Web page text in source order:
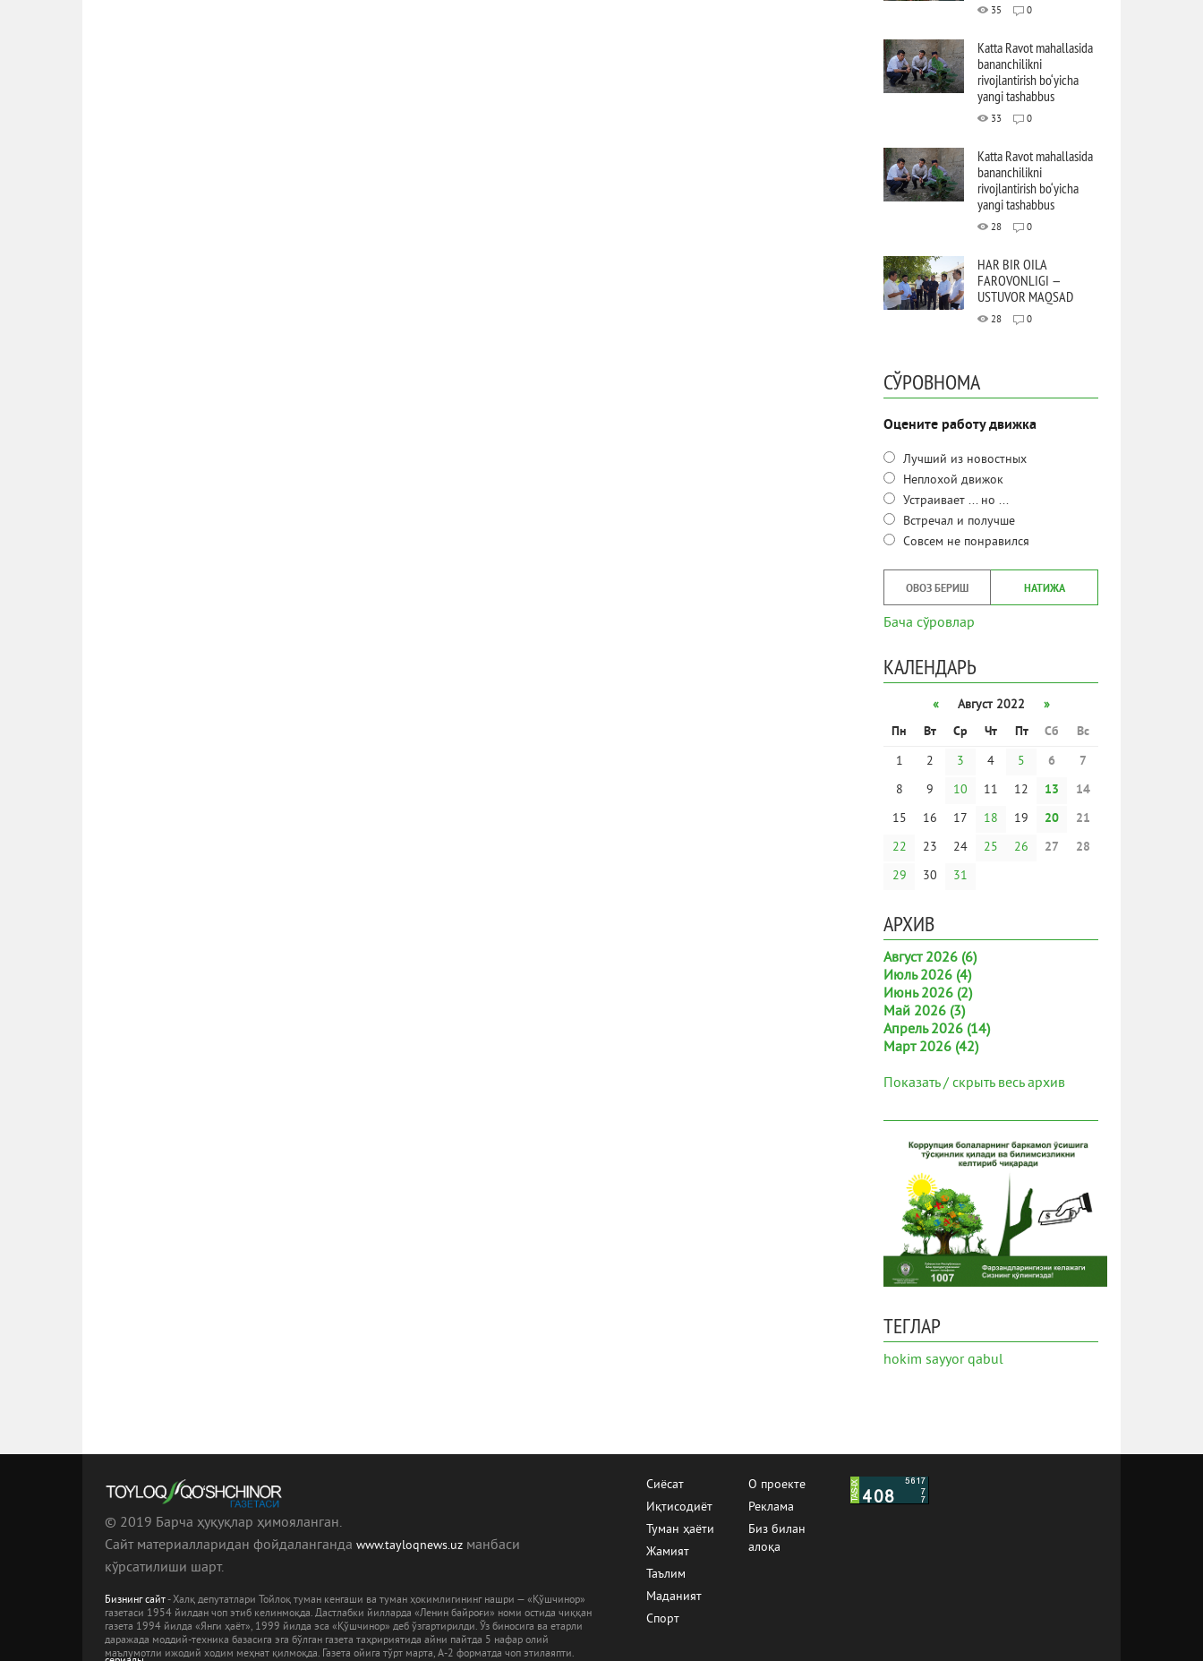
35 0
Katta Ravot mahallasida
bananchilikni
rivojlantirish bo‘yicha
yangi tashabbus
33 0
Katta Ravot mahallasida
bananchilikni
rivojlantirish bo‘yicha
yangi tashabbus
28 0
HAR BIR OILA
FAROVONLIGI —
USTUVOR MAQSAD
28 0
СЎРОВНОМА
Оцените работу движка
Лучший из новостных
Неплохой движок
Устраивает ... но ...
Встречал и получше
Совсем не понравился
ОВОЗ БЕРИШ НАТИЖА
Бача сўровлар
КАЛЕНДАРЬ
« Август 2022
»
Пн
Вт Ср Чт Пт Сб
Вс
1
2 3 4 5 6
7
8
9 10 11 12 13
14
15
16 17 18 19 20
21
22
23 24 25 26 27
28
29
30 31
АРХИВ
Август 2026 (6)
Июль 2026 (4)
Июнь 2026 (2)
Май 2026 (3)
Апрель 2026 (14)
Март 2026 (42)
Показать / скрыть весь архив
ТЕГЛАР
hokim sayyor qabul
© 2019 Барча ҳуқуқлар ҳимояланган.
Сайт материалларидан фойдаланганда www.tayloqnews.uz манбаcи
кўрсатилиши шарт.
Бизнинг сайт- Халқ депутатлари Тойлоқ туман кенгаши ва туман ҳокимлигининг нашри — «Қўшчинор»
газетаси 1954 йилдан чоп этиб келинмоқда. Дастлабки йилларда «Ленин байроғи» номи остида чиққан
газета 1994 йилда «Янги ҳаёт», 1999 йилда эса «Қўшчинор» деб ўзгартирилди. Ўз биносига ва етарли
даражада моддий-техника базасига эга бўлган газета таҳририятида айни пайтда 5 нафар олий
маълумотли ижодий ходим меҳнат қилмоқда. Газета ойига тўрт марта, А-2 форматда чоп этилаяпти.
Сиёсат
Иқтисодиёт
Туман ҳаёти
Жамият
Таълим
Маданият
Спорт
О проекте
Реклама
Биз билан
алоқа